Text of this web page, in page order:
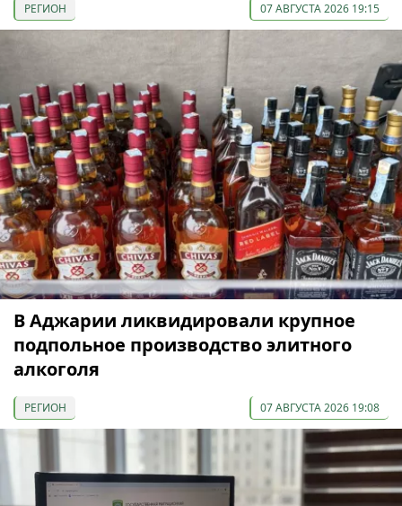
РЕГИОН 07 АВГУСТА 2026 19:15
В Аджарии ликвидировали крупное
подпольное производство элитного
алкоголя
РЕГИОН 07 АВГУСТА 2026 19:08